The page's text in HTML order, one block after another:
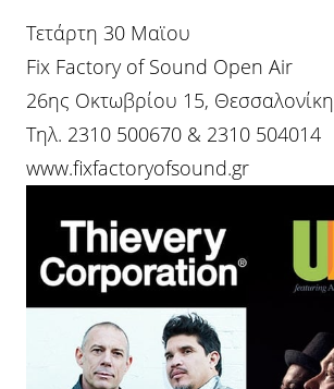
Τετάρτη 30 Μαϊου
Fix Factory of Sound Open Air
26ης Οκτωβρίου 15, Θεσσαλονίκη
Tηλ. 2310 500670 & 2310 504014
www.fixfactoryofsound.gr